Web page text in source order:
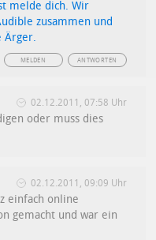
melde dich. Wir
zusammen und
Ärger.
ANTWORTEN
MELDEN
02.12.2011, 07:58 Uhr
oder muss dies
02.12.2011, 09:09 Uhr
einfach online
gemacht und war ein